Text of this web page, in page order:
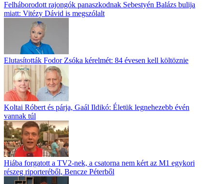
Felháborodott rajongók panaszkodnak Sebestyén Balázs bulija
miatt: Vitézy Dávid is megszólalt
Elutasították Fodor Zsóka kérelmét: 84 évesen kell költöznie
Koltai Róbert és párja, Gaál Ildikó: Életük legnehezebb évén
vannak túl
Hiába forgatott a TV2-nek, a csatorna nem kért az M1 egykori
részeg riporteréből, Bencze Péterből